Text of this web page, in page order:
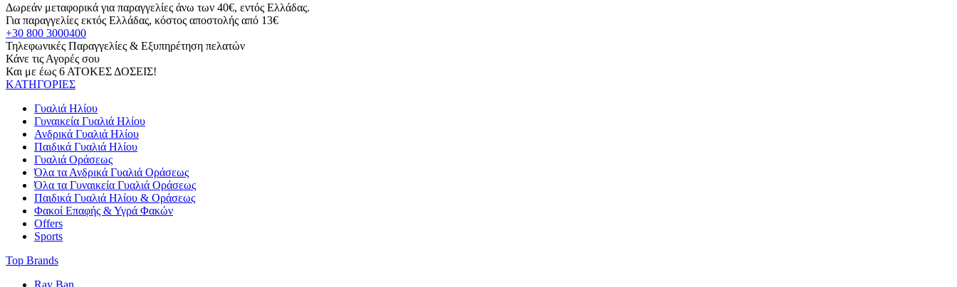
Δωρεάν μεταφορικά για παραγγελίες άνω των 40€, εντός Ελλάδας.
Για παραγγελίες εκτός Ελλάδας, κόστος αποστολής από 13€
+30 800 3000400
Τηλεφωνικές Παραγγελίες & Εξυπηρέτηση πελατών
Κάνε τις Αγορές σου
Και με έως 6 ΑΤΟΚΕΣ ΔΟΣΕΙΣ!
ΚΑΤΗΓΟΡΙΕΣ
Γυαλιά Ηλίου
Γυναικεία Γυαλιά Ηλίου
Ανδρικά Γυαλιά Ηλίου
Παιδικά Γυαλιά Ηλίου
Γυαλιά Οράσεως
Όλα τα Ανδρικά Γυαλιά Οράσεως
Όλα τα Γυναικεία Γυαλιά Οράσεως
Παιδικά Γυαλιά Ηλίου & Οράσεως
Φακοί Επαφής & Υγρά Φακών
Offers
Sports
Top Brands
Ray Ban